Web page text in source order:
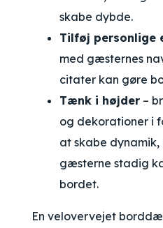
skabe dybde.
Tilføj personlige
med gæsternes
citater kan gøre
Tænk i højder –
og dekorationer i
at skabe dynamik,
gæsterne stadig
bordet.
En velovervejet